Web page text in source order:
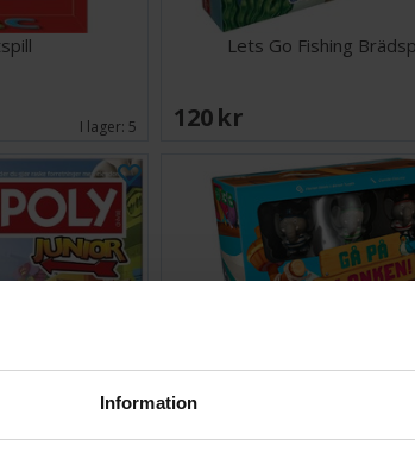
Information
I lager: 5
Lets Go Fishing
120 SEK